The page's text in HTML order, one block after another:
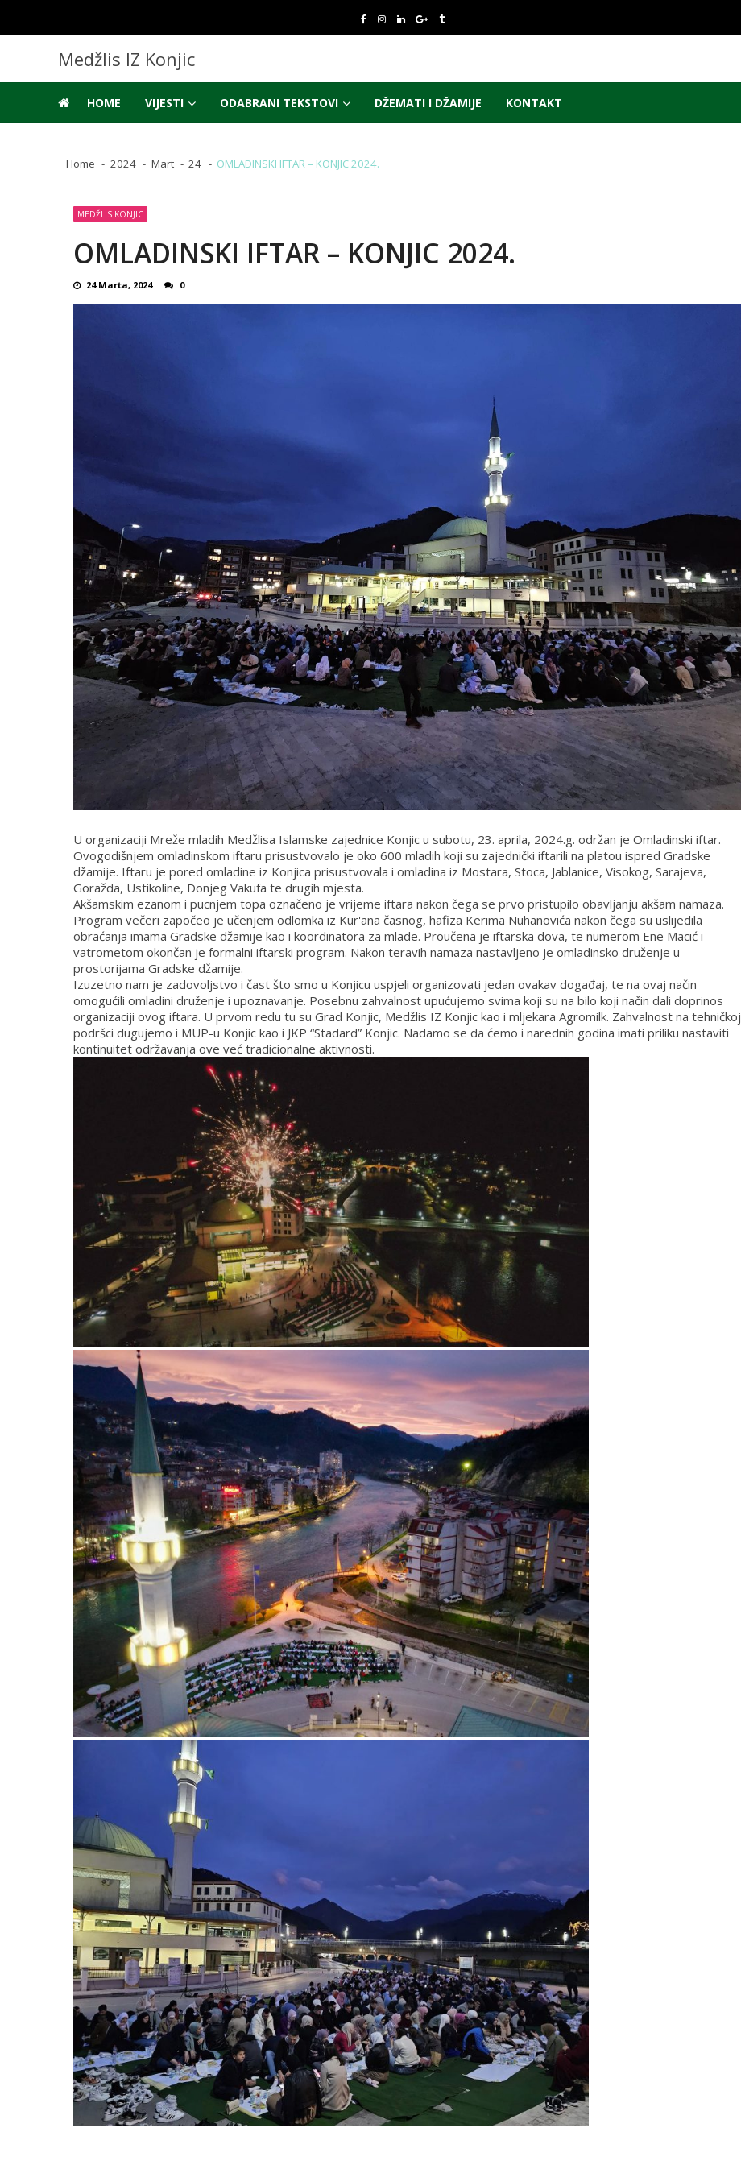
navigation
content
Medžlis IZ Konjic
HOME VIJESTI ODABRANI TEKSTOVI DŽEMATI I DŽAMIJE KONTAKT
Home 2024 Mart 24 OMLADINSKI IFTAR – KONJIC 2024.
MEDŽLIS KONJIC
OMLADINSKI IFTAR – KONJIC 2024.
24 Marta, 2024 0
U organizaciji Mreže mladih Medžlisa Islamske zajednice Konjic u subotu, 23. aprila, 2024.g. održan je Omladinski iftar.
Ovogodišnjem omladinskom iftaru prisustvovalo je oko 600 mladih koji su zajednički iftarili na platou ispred Gradske
džamije. Iftaru je pored omladine iz Konjica prisustvovala i omladina iz Mostara, Stoca, Jablanice, Visokog, Sarajeva,
Goražda, Ustikoline, Donjeg Vakufa te drugih mjesta.
Akšamskim ezanom i pucnjem topa označeno je vrijeme iftara nakon čega se prvo pristupilo obavljanju akšam namaza.
Program večeri započeo je učenjem odlomka iz Kur'ana časnog, hafiza Kerima Nuhanovića nakon čega su uslijedila
obraćanja imama Gradske džamije kao i koordinatora za mlade. Proučena je iftarska dova, te numerom Ene Macić i
vatrometom okončan je formalni iftarski program. Nakon teravih namaza nastavljeno je omladinsko druženje u
prostorijama Gradske džamije.
Izuzetno nam je zadovoljstvo i čast što smo u Konjicu uspjeli organizovati jedan ovakav događaj, te na ovaj način
omogućili omladini druženje i upoznavanje. Posebnu zahvalnost upućujemo svima koji su na bilo koji način dali doprinos
organizaciji ovog iftara. U prvom redu tu su Grad Konjic, Medžlis IZ Konjic kao i mljekara Agromilk. Zahvalnost na tehničkoj
podršci dugujemo i MUP-u Konjic kao i JKP “Stadard” Konjic. Nadamo se da ćemo i narednih godina imati priliku nastaviti
kontinuitet održavanja ove već tradicionalne aktivnosti.